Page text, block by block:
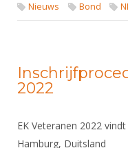
Nieuws Bond
2022
EK Veteranen 2022
Hamburg, Duitsland